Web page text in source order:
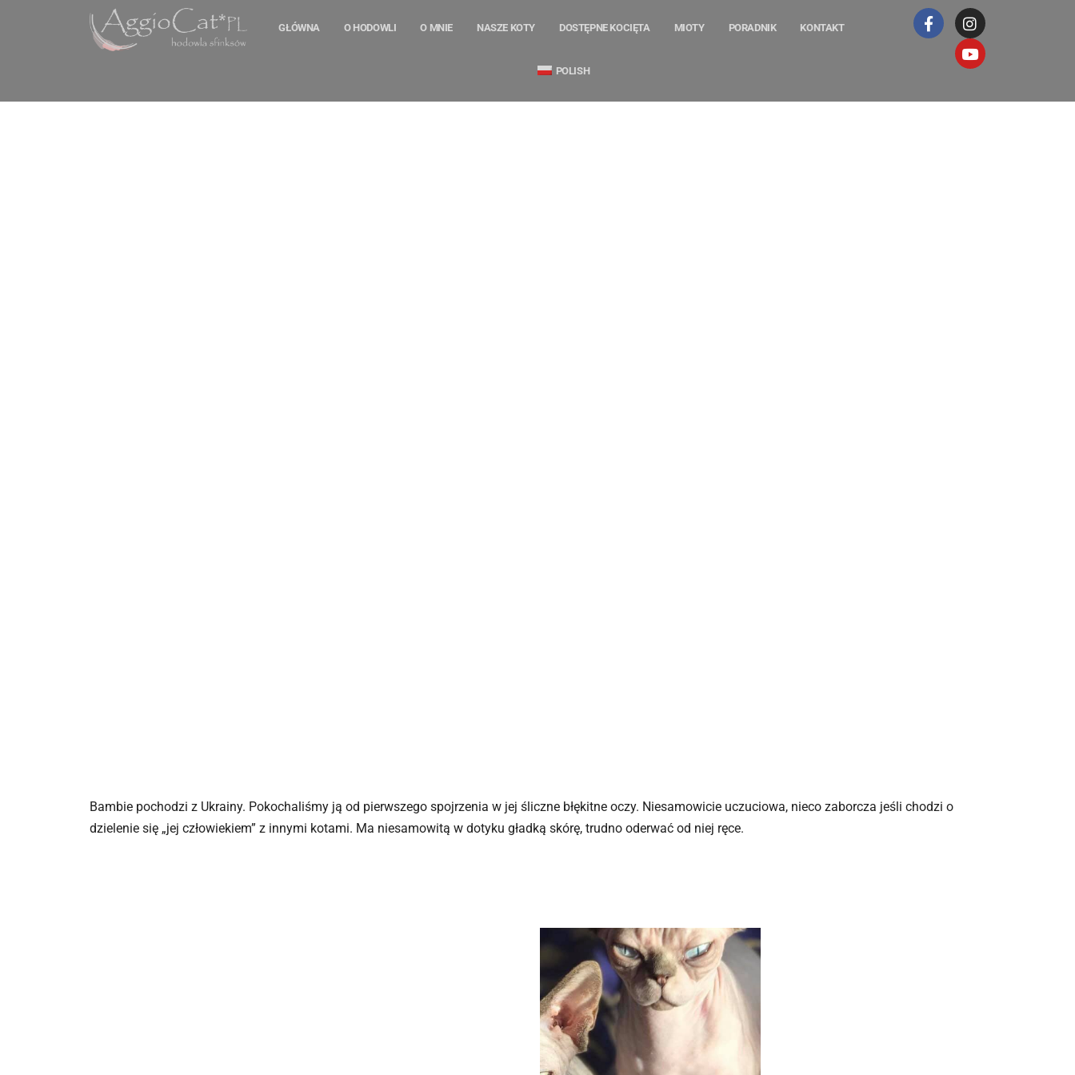
GŁÓWNA O HODOWLI O MNIE NASZE KOTY DOSTĘPNE KOCIĘTA MIOTY PORADNIK KONTAKT
POLISH
Bambie pochodzi z Ukrainy. Pokochaliśmy ją od pierwszego spojrzenia w jej śliczne błękitne oczy. Niesamowicie uczuciowa, nieco zaborcza jeśli chodzi o
dzielenie się „jej człowiekiem” z innymi kotami. Ma niesamowitą w dotyku gładką skórę, trudno oderwać od niej ręce.